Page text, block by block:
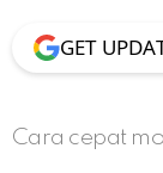
GET
Cara cepat